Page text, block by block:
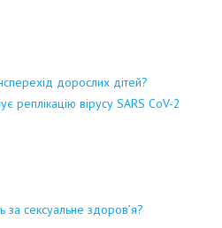
дорослих дітей?
реплікацію вірусу SARS CoV-2
за сексуальне здоров’я?